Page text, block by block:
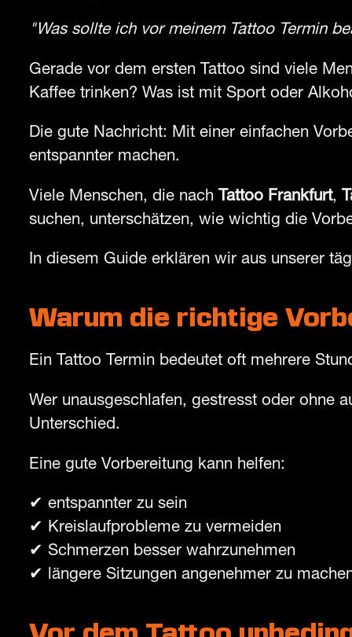
"Was sollte ich vor meinem Tattoo Termin
Gerade vor dem ersten Tattoo sind viele
Kaffee trinken? Was ist mit Sport oder
Die gute Nachricht: Mit einer einfachen
entspannter machen.
Viele Menschen, die nach Tattoo Frankfurt,
suchen, unterschätzen, wie wichtig die
In diesem Guide erklären wir aus unserer
Warum die richtige
Ein Tattoo Termin bedeutet oft mehrere
Wer unausgeschlafen, gestresst oder ohne
Unterschied.
Eine gute Vorbereitung kann helfen:
✔ entspannter zu sein
✔ Kreislaufprobleme zu vermeiden
✔ Schmerzen besser wahrzunehmen
✔ längere Sitzungen angenehmer zu